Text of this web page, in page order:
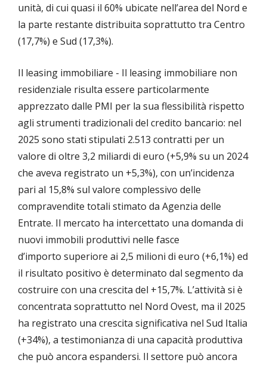
unità, di cui quasi il 60% ubicate nell’area del Nord e
la parte restante distribuita soprattutto tra Centro
(17,7%) e Sud (17,3%).
Il leasing immobiliare - Il leasing immobiliare non
residenziale risulta essere particolarmente
apprezzato dalle PMI per la sua flessibilità rispetto
agli strumenti tradizionali del credito bancario: nel
2025 sono stati stipulati 2.513 contratti per un
valore di oltre 3,2 miliardi di euro (+5,9% su un 2024
che aveva registrato un +5,3%), con un’incidenza
pari al 15,8% sul valore complessivo delle
compravendite totali stimato da Agenzia delle
Entrate. Il mercato ha intercettato una domanda di
nuovi immobili produttivi nelle fasce
d’importo superiore ai 2,5 milioni di euro (+6,1%) ed
il risultato positivo è determinato dal segmento da
costruire con una crescita del +15,7%. L’attività si è
concentrata soprattutto nel Nord Ovest, ma il 2025
ha registrato una crescita significativa nel Sud Italia
(+34%), a testimonianza di una capacità produttiva
che può ancora espandersi. Il settore può ancora